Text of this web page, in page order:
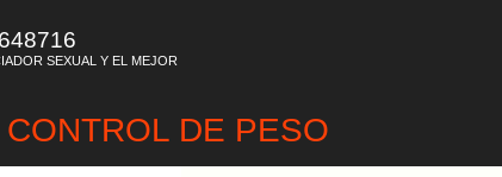
SEXUAL Y EL MEJOR
DE PESO